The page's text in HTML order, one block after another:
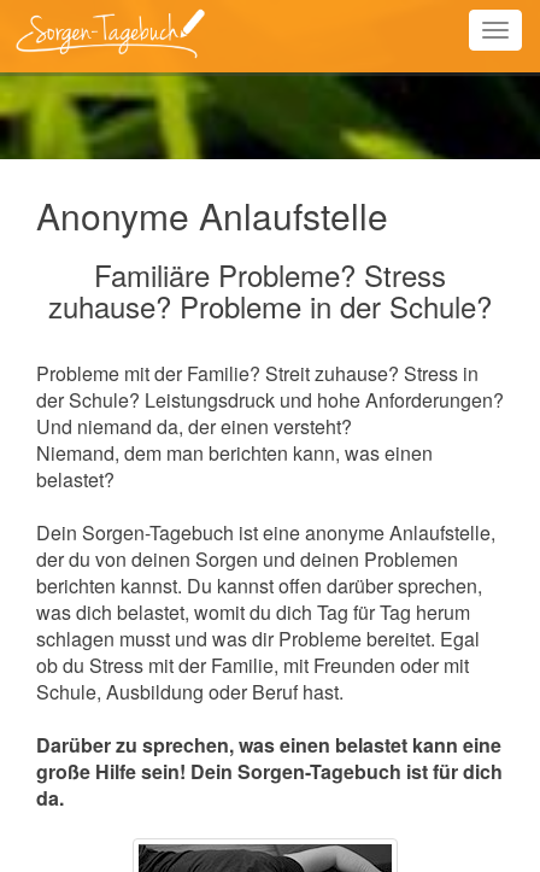
Anonyme Anlaufstelle
Familiäre Probleme? Stress
zuhause? Probleme in der Schule?
Probleme mit der Familie? Streit zuhause? Stress in
der Schule? Leistungsdruck und hohe Anforderungen?
Und niemand da, der einen versteht?
Niemand, dem man berichten kann, was einen
belastet?
Dein Sorgen-Tagebuch ist eine anonyme Anlaufstelle,
der du von deinen Sorgen und deinen Problemen
berichten kannst. Du kannst offen darüber sprechen,
was dich belastet, womit du dich Tag für Tag herum
schlagen musst und was dir Probleme bereitet. Egal
ob du Stress mit der Familie, mit Freunden oder mit
Schule, Ausbildung oder Beruf hast.
Darüber zu sprechen, was einen belastet kann eine
große Hilfe sein! Dein Sorgen-Tagebuch ist für dich
da.